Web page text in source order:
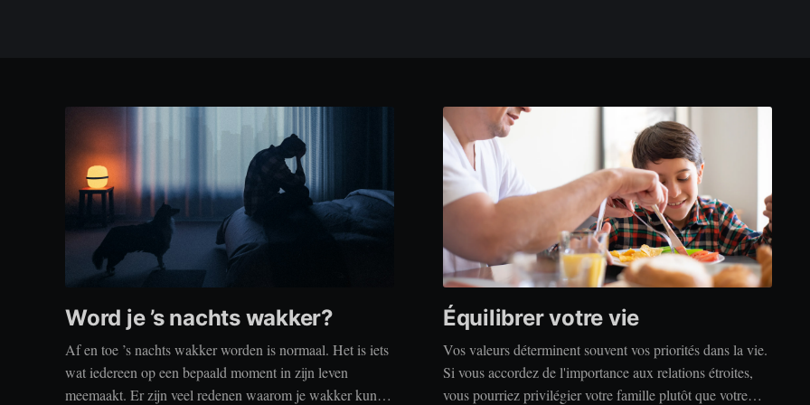
Word je ’s nachts wakker?
Af en toe ’s nachts wakker worden is normaal. Het is iets
wat iedereen op een bepaald moment in zijn leven
meemaakt. Er zijn veel redenen waarom je wakker kunt
Équilibrer votre vie
Vos valeurs déterminent souvent vos priorités dans la vie.
Si vous accordez de l'importance aux relations étroites,
vous pourriez privilégier votre famille plutôt que votre